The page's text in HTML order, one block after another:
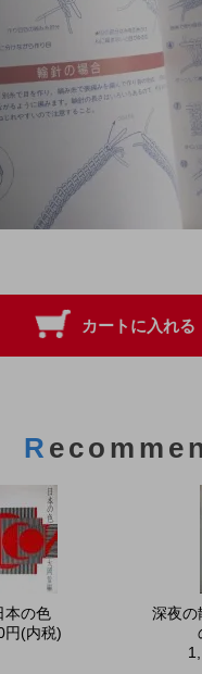
R
本の色
円(内税)
深夜